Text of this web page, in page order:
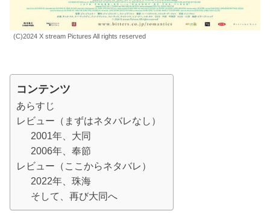
(C)2024 X stream Pictures All rights reserved
コンテンツ
あらすじ
レビュー（まずはネタバレなし）
2001年、大同
2006年、奉節
レビュー（ここからネタバレ）
2022年、珠海
そして、再び大同へ